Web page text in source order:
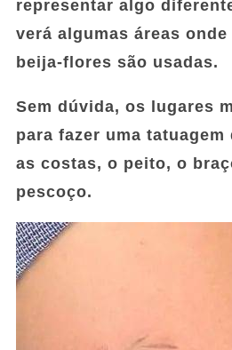
representar algo
verá algumas áreas
beija-flores são usadas.
Sem dúvida, os lugares
para fazer uma
as costas, o peito, o
pescoço.